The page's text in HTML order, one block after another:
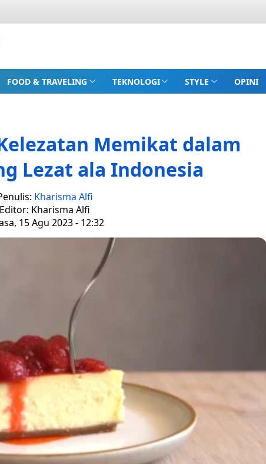
FOOD & TRAVELING TEKNOLOGI STYLE OPINI
Memikat dalam
Lezat ala Indonesia
Kharisma Alfi
Editor: Kharisma Alfi
15 Agu 2023 - 12:32